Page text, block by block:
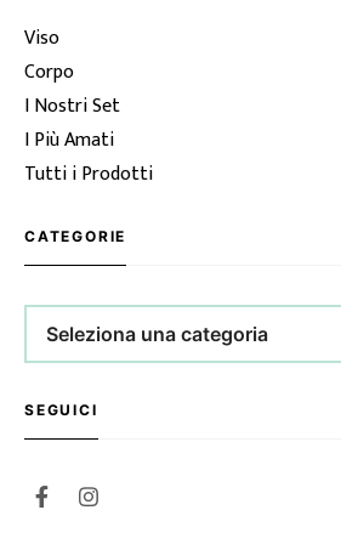
Viso
Corpo
I Nostri Set
I Più Amati
Tutti i Prodotti
CATEGORIE
Categorie
SEGUICI